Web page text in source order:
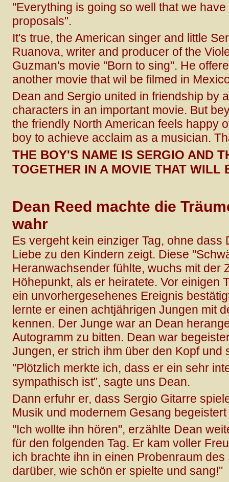
"Everything is going so well that we
proposals".
It's true, the American singer and little
Ruanova, writer and producer of the
Guzman's movie "Born to sing". He
another movie that wil be filmed in
Dean and Sergio united in friendship by
characters in an important movie. But
the friendly North American feels happy
boy to achieve acclaim as a musician.
THE BOY'S NAME IS SERGIO AND
TOGETHER IN A MOVIE THAT WILL
Dean Reed machte die
wahr
Es vergeht kein einziger Tag, ohne dass
Liebe zu den Kindern zeigt. Diese
Heranwachsender fühlte, wuchs mit der
Höhepunkt, als er heiratete. Vor einigen
ein unvorhergesehenes Ereignis
lernte er einen achtjährigen Jungen mit
kennen. Der Junge war an Dean
Autogramm zu bitten. Dean war
Jungen, er strich ihm über den Kopf und
"Plötzlich merkte ich, dass er ein sehr
sympathisch ist", sagte uns Dean.
Dann erfuhr er, dass Sergio Gitarre
Musik und modernem Gesang begeistert
"Ich wollte ihn hören", erzählte Dean
für den folgenden Tag. Er kam voller
ich brachte ihn in einen Probenraum
darüber, wie schön er spielte und sang!"